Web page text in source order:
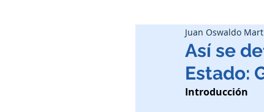
Asesoría Empresarial
Impuestos
Así se
Estado:
Juan Oswaldo
Introducción